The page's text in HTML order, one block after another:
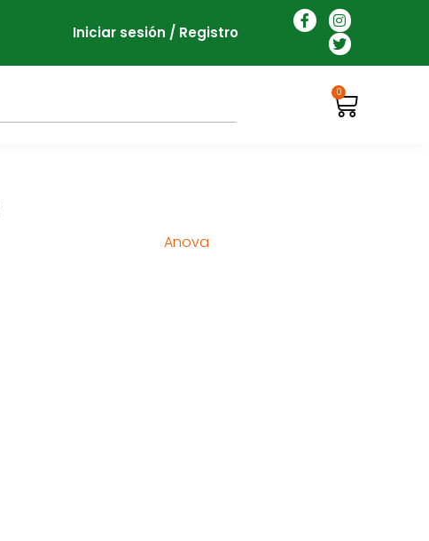
Iniciar sesión / Registro
0
Anova